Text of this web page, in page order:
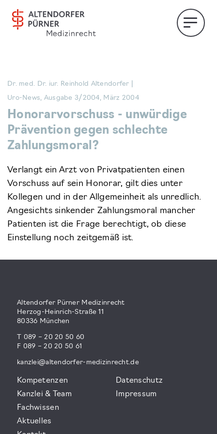
Dr. med. Dr. iur. Reinhold Altendorfer |
Uro-News, Ausgabe 3/2004, März 2004
Honorarvorschuss - unwürdige
Prävention gegen schlechte
Zahlungsmoral?
Verlangt ein Arzt von Privatpatienten einen
Vorschuss auf sein Honorar, gilt dies unter
Kollegen und in der Allgemeinheit als unredlich.
Angesichts sinkender Zahlungsmoral mancher
Patienten ist die Frage berechtigt, ob diese
Einstellung noch zeitgemäß ist.
Altendorfer Pürner Medizinrecht
Herzog-Heinrich-Straße 11
80336 München
T 089 – 20 20 50 60
F 089 – 20 20 50 61
kanzlei@altendorfer-medizinrecht.de
Kompetenzen
Kanzlei & Team
Fachwissen
Aktuelles
Datenschutz
Impressum